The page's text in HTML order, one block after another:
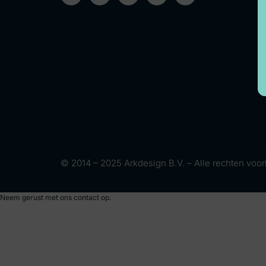
© 2014 – 2025 Arkdesign B.V. – Alle rechten
Neem gerust met ons contact op.